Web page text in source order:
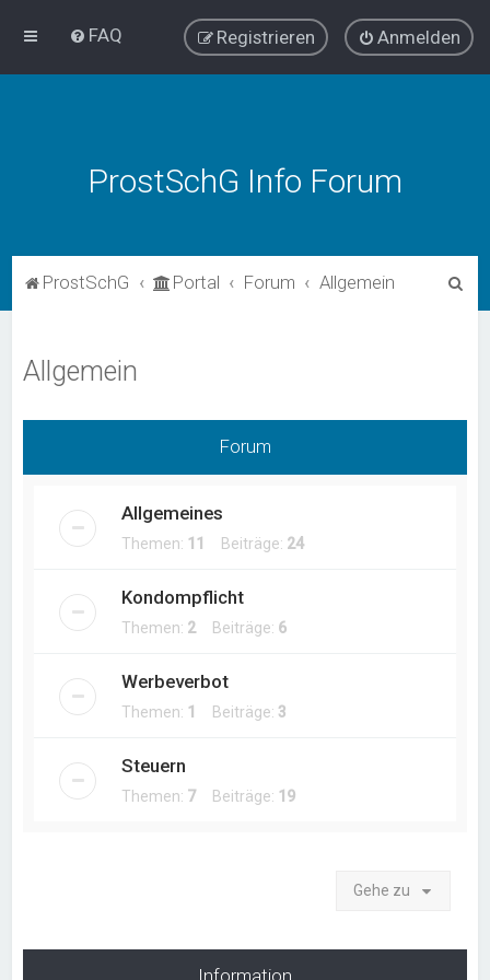
FAQ Anmelden
Registrieren
ProstSchG Info Forum
ProstSchG Portal Forum Allgemein
Allgemein
Forum
Allgemeines
Themen: 11 Beiträge: 24
Kondompflicht
Themen: 2Beiträge: 6
Werbeverbot
Themen: 1 Beiträge: 3
Steuern
Themen: 7Beiträge: 19
Gehe zu
Information